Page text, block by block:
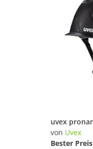
von Uvex
Bester Preis